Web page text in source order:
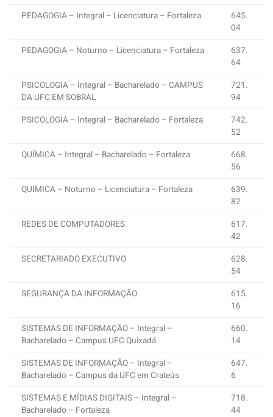
PEDAGOGIA – Integral – Licenciatura – Fortaleza
645.
04
PEDAGOGIA – Noturno – Licenciatura – Fortaleza
637.
64
PSICOLOGIA – Integral – Bacharelado – CAMPUS
DA UFC EM SOBRAL
721.
94
PSICOLOGIA – Integral – Bacharelado – Fortaleza
742.
52
QUÍMICA – Integral – Bacharelado – Fortaleza
668.
56
QUÍMICA – Noturno – Licenciatura – Fortaleza
639.
82
REDES DE COMPUTADORES
617.
42
SECRETARIADO EXECUTIVO
628.
54
SEGURANÇA DA INFORMAÇÃO
615.
16
SISTEMAS DE INFORMAÇÃO – Integral –
Bacharelado – Campus UFC Quixadá
660.
14
SISTEMAS DE INFORMAÇÃO – Integral –
Bacharelado – Campus da UFC em Crateús
647.
6
SISTEMAS E MÍDIAS DIGITAIS – Integral –
Bacharelado – Fortaleza
718.
44